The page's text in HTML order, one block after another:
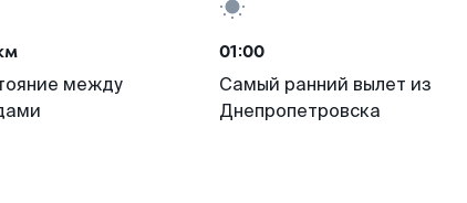
между
01:00
Самый ранний вылет из
Днепропетровска